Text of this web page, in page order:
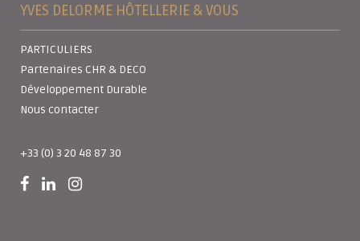
YVES DELORME HÔTELLERIE & VOUS
PARTICULIERS
Partenaires CHR & DECO
Développement Durable
Nous contacter
+33 (0) 3 20 48 87 30